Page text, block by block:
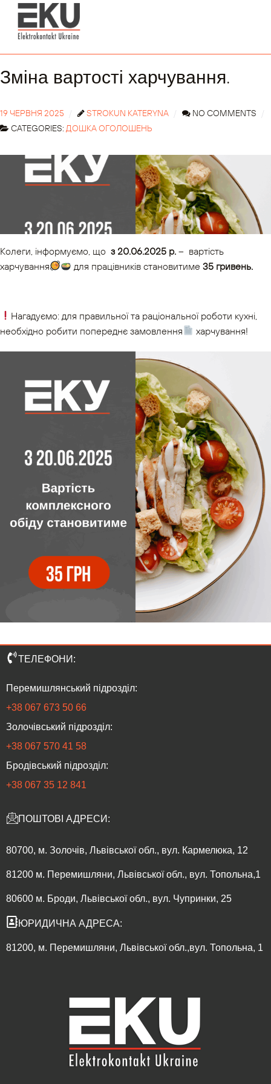
Зміна вартості харчування.
19 ЧЕРВНЯ 2025 STROKUN KATERYNA
NO COMMENTS
CATEGORIES: ДОШКА ОГОЛОШЕНЬ
Колеги, інформуємо, що з 20.06.2025 р. – вартість
харчування
для працівників становитиме35 гривень.
Нагадуємо: для правильної та раціональної роботи кухні,
необхідно робити попереднє замовлення
харчування!
ТЕЛЕФОНИ:
Перемишлянський підрозділ:
+38 067 673 50 66
Золочівський підрозділ:
‎+38 067 570 41 58
Бродівський підрозділ:
‎+38 067 35 12 841
ПОШТОВІ АДРЕСИ:
80700, м. Золочів, Львівської обл., вул. Кармелюка, 12
81200 м. Перемишляни, Львівської обл., вул. Топольна,1
80600 м. Броди, Львівської обл., вул. Чупринки, 25
ЮРИДИЧНА АДРЕСА:
81200, м. Перемишляни, Львівської обл.,вул. Топольна, 1